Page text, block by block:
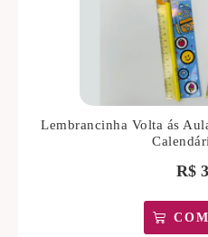
Lembrancinha Volta ás
R$